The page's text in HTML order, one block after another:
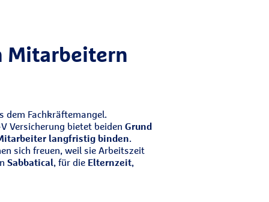
Mitarbeitern
dem Fachkräftemangel.
Versicherung bietet beiden Grund
langfristig binden.
sich freuen, weil sie Arbeitszeit
Sabbatical, für die Elternzeit,